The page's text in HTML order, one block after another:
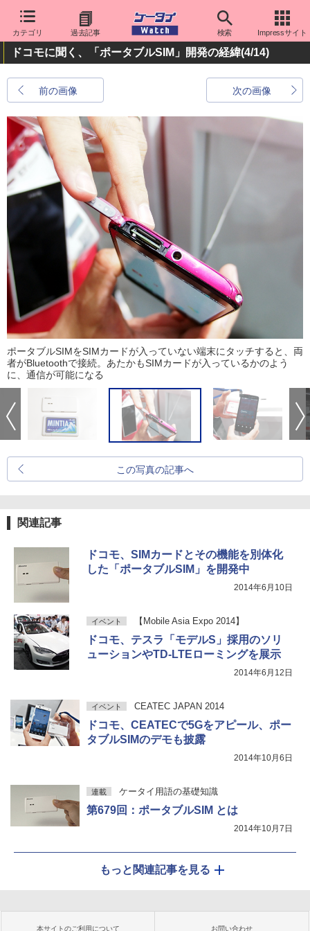
カテゴリ 過去記事 検索 Impressサイト
ドコモに聞く、「ポータブルSIM」開発の経緯(4/14)
前の画像 次の画像
ポータブルSIMをSIMカードが入っていない端末にタッチすると、両
者がBluetoothで接続。あたかもSIMカードが入っているかのよう
に、通信が可能になる
この写真の記事へ
関連記事
ドコモ、SIMカードとその機能を別体化
した「ポータブルSIM」を開発中
2014年6月10日
イベント 【Mobile Asia Expo 2014】
ドコモ、テスラ「モデルS」採用のソリ
ューションやTD-LTEローミングを展示
2014年6月12日
イベント CEATEC JAPAN 2014
ドコモ、CEATECで5Gをアピール、ポー
タブルSIMのデモも披露
2014年10月6日
連載 ケータイ用語の基礎知識
第679回：ポータブルSIM とは
2014年10月7日
もっと関連記事を見る
本サイトのご利用について お問い合わせ